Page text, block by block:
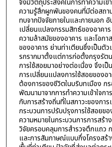
จึงมีวัตถุประสงค์ในการทำความ
ความรู้สึกผูกพันของคนที่มีต่อสถา
ทบจากปัจจัยภายในและภายนอก
เปลี่ยนแปลงกรรมสิทธ์ของอาคา
ความล้าสมัยของอาคาร และโอก
ของอาคาร ย่านท่าเตียนซึ่งเป็นตั
รกรากมาตั้งแต่การก่อตั้งกรุงรัต
การใช้สอยมาอย่างต่อเนื่อง จึง
การเปลี่ยนแปลงการใช้สอยของอ
ต้องการของชีวิตในบริบทเมือง ก
พัฒนามาจากการทำความเข้าใจ
กับการสร้างถิ่นที่ในสภาวะของกา
กระบวนการปรับปรุงการใช้สอยข
ความหมายในกระบวนการการสร้
วิจัยครอบคลุมการสำรวจตึกแถว
และการสัมภาษณ์แบบกึ่งโครงสร้